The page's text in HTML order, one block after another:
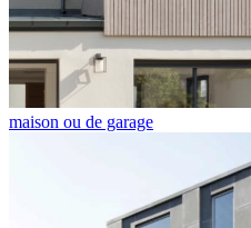
maison ou de garage